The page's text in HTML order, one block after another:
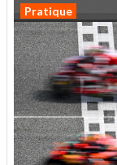
Pratique